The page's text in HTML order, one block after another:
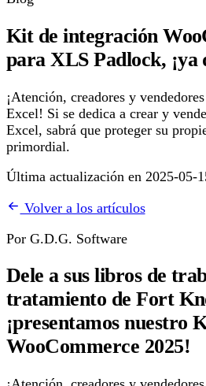
Kit de integración
para XLS Padlock, ¡ya
¡Atención, creadores y
Excel! Si se dedica a crear y
Excel, sabrá que proteger su
primordial.
Última actualización en 2025-05-
Volver a los artículos
Por G.D.G. Software
Dele a sus libros de
tratamiento de Fort
¡presentamos nuestro
WooCommerce 2025!